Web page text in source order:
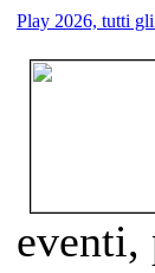
Play 2026, tutti
eventi,